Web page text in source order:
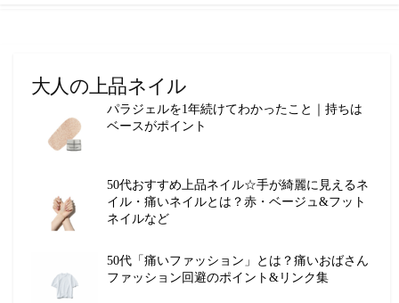
大人の上品ネイル
パラジェルを1年続けてわかったこと｜持ちは
ベースがポイント
50代おすすめ上品ネイル☆手が綺麗に見えるネ
イル・痛いネイルとは？赤・ベージュ&フット
ネイルなど
50代「痛いファッション」とは？痛いおばさん
ファッション回避のポイント&リンク集